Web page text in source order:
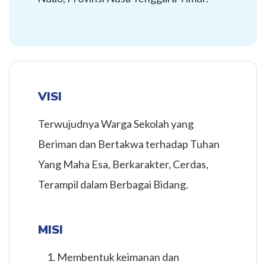
VISI
Terwujudnya Warga Sekolah yang
Beriman dan Bertakwa terhadap Tuhan
Yang Maha Esa, Berkarakter, Cerdas,
Terampil dalam Berbagai Bidang.
MISI
Membentuk keimanan dan